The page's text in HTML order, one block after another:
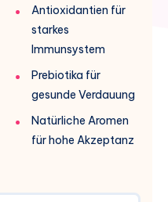
Antioxidantien für
starkes
Immunsystem
Prebiotika für
gesunde Verdauung
Natürliche Aromen
für hohe Akzeptanz